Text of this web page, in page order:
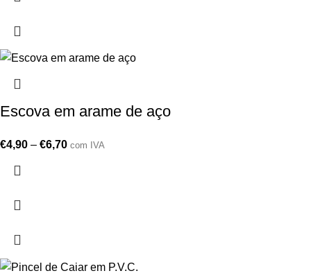
Escova em arame de aço
€4,90 – €6,70 com IVA